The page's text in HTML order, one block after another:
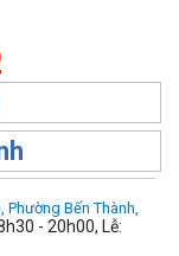
Phường Bến Thành,
- 20h00, Lễ: